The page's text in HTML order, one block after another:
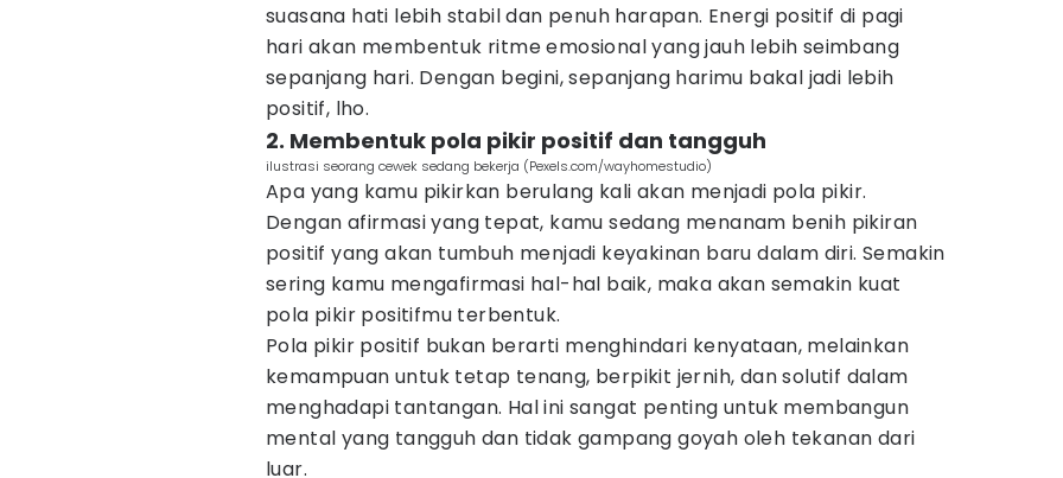
suasana hati lebih stabil dan penuh harapan. Energi positif di pagi
hari akan membentuk ritme emosional yang jauh lebih seimbang
sepanjang hari. Dengan begini, sepanjang harimu bakal jadi lebih
positif, lho.
2. Membentuk pola pikir positif dan tangguh
ilustrasi seorang cewek sedang bekerja (Pexels.com/wayhomestudio)
Apa yang kamu pikirkan berulang kali akan menjadi pola pikir.
Dengan afirmasi yang tepat, kamu sedang menanam benih pikiran
positif yang akan tumbuh menjadi keyakinan baru dalam diri. Semakin
sering kamu mengafirmasi hal-hal baik, maka akan semakin kuat
pola pikir positifmu terbentuk.
Pola pikir positif bukan berarti menghindari kenyataan, melainkan
kemampuan untuk tetap tenang, berpikit jernih, dan solutif dalam
menghadapi tantangan. Hal ini sangat penting untuk membangun
mental yang tangguh dan tidak gampang goyah oleh tekanan dari
luar.